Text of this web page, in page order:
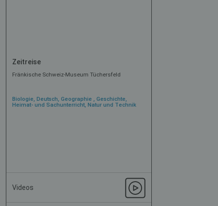
Zeitreise
Fränkische Schweiz-Museum Tüchersfeld
Biologie, Deutsch, Geographie , Geschichte,
Heimat- und Sachunterricht, Natur und Technik
Videos